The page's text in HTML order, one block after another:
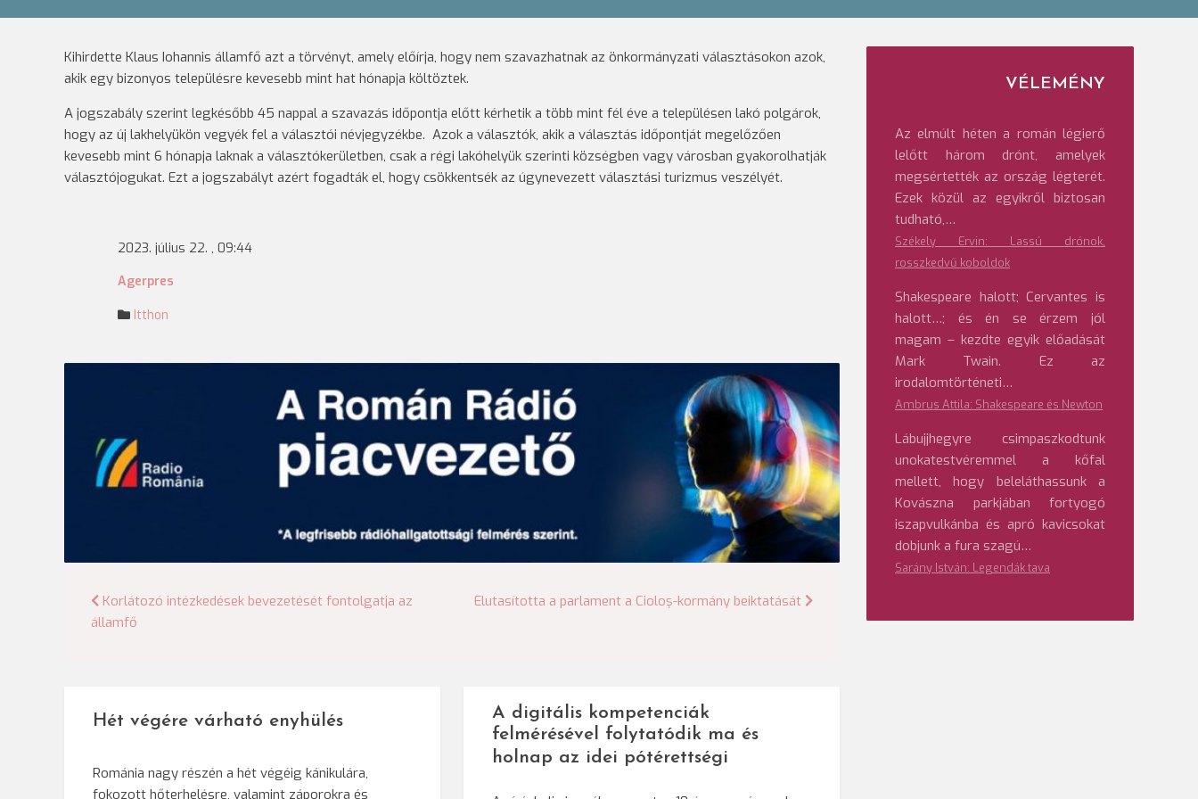
Kihirdette Klaus Iohannis államfő azt a törvényt, amely előírja, hogy nem szavazhatnak az önkormányzati választásokon azok,
akik egy bizonyos településre kevesebb mint hat hónapja költöztek.
A jogszabály szerint legkésőbb 45 nappal a szavazás időpontja előtt kérhetik a több mint fél éve a településen lakó polgárok,
hogy az új lakhelyükön vegyék fel a választói névjegyzékbe. Azok a választók, akik a választás időpontját megelőzően
kevesebb mint 6 hónapja laknak a választókerületben, csak a régi lakóhelyük szerinti községben vagy városban gyakorolhatják
választójogukat. Ezt a jogszabályt azért fogadták el, hogy csökkentsék az úgynevezett választási turizmus veszélyét.
2023. július 22. , 09:44
Agerpres
Itthon
Bejegyzés
Korlátozó intézkedések bevezetését fontolgatja az
államfő
Elutasította a parlament a Cioloş-kormány beiktatását
Hét végére várható enyhülés
Románia nagy részén a hét végéig kánikulára,
fokozott hőterhelésre, valamint záporokra és
A digitális kompetenciák
felmérésével folytatódik ma és
holnap az idei pótérettségi
VÉLEMÉNY
Az elmúlt héten a román légierő
lelőtt három drónt, amelyek
megsértették az ország légterét.
Ezek közül az egyikről biztosan
tudható,…
Székely Ervin: Lassú drónok,
rosszkedvű koboldok
Shakespeare halott; Cervantes is
halott…; és én se érzem jól
magam – kezdte egyik előadását
Mark Twain. Ez az
irodalomtörténeti…
Ambrus Attila: Shakespeare és Newton
Lábujjhegyre csimpaszkodtunk
unokatestvéremmel a kőfal
mellett, hogy beleláthassunk a
Kovászna parkjában fortyogó
iszapvulkánba és apró kavicsokat
dobjunk a fura szagú…
Sarány István: Legendák tava